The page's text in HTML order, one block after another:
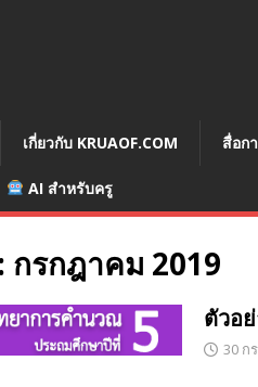
เกี่ยวกับ KRUAOF.COM สื่อก
AI สำหรับครู
กรกฎาคม 2019
ตัวอ
30 ก